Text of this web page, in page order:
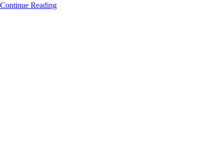
Continue Reading